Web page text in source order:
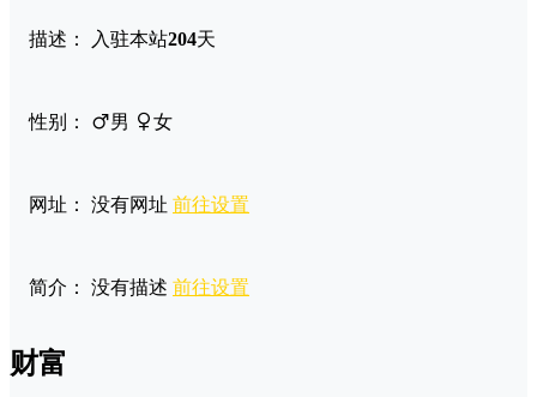
描述： 入驻本站204天
性别： 男 女
网址： 没有网址 前往设置
简介： 没有描述 前往设置
财富